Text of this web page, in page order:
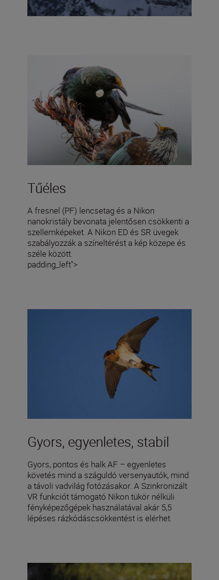
Tűéles
A fresnel (PF) lencsetag és a Nikon
nanokristály bevonata jelentősen csökkenti a
szellemképeket. A Nikon ED és SR üvegek
szabályozzák a színeltérést a kép közepe és
széle között.
padding_left">
Gyors, egyenletes, stabil
Gyors, pontos és halk AF – egyenletes
követés mind a száguldó versenyautók, mind
a távoli vadvilág fotózásakor. A Szinkronizált
VR funkciót támogató Nikon tükör nélküli
fényképezőgépek használatával akár 5,5
lépéses rázkódáscsökkentést is elérhet.